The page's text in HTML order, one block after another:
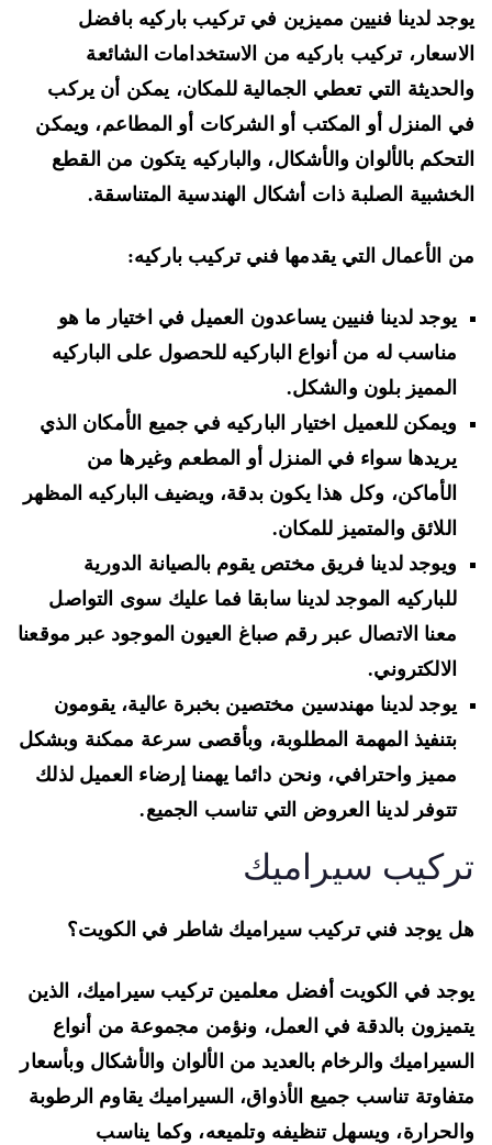
لدينا فنيين مميزين في تركيب باركيه بافضل
تركيب باركيه من الاستخدامات الشائعة
التي تعطي الجمالية للمكان، يمكن أن يركب
المنزل أو المكتب أو الشركات أو المطاعم، ويمكن
بالألوان والأشكال، والباركيه يتكون من القطع
الصلبة ذات أشكال الهندسية المتناسقة.
الأعمال التي يقدمها فني تركيب باركيه:
يوجد لدينا فنيين يساعدون العميل في اختيار ما هو
مناسب له من أنواع الباركيه للحصول على الباركيه
المميز بلون والشكل.
ويمكن للعميل اختيار الباركيه في جميع الأمكان الذي
يريدها سواء في المنزل أو المطعم وغيرها من
الأماكن، وكل هذا يكون بدقة، ويضيف الباركيه المظهر
اللائق والمتميز للمكان.
ويوجد لدينا فريق مختص يقوم بالصيانة الدورية
للباركيه الموجد لدينا سابقا فما عليك سوى التواصل
معنا الاتصال عبر رقم صباغ العيون الموجود عبر موقعنا
الالكتروني.
يوجد لدينا مهندسين مختصين بخبرة عالية، يقومون
بتنفيذ المهمة المطلوبة، وبأقصى سرعة ممكنة وبشكل
مميز واحترافي، ونحن دائما يهمنا إرضاء العميل لذلك
تتوفر لدينا العروض التي تناسب الجميع.
سيراميك
يوجد فني تركيب سيراميك شاطر في الكويت؟
في الكويت أفضل معلمين تركيب سيراميك، الذين
بالدقة في العمل، ونؤمن مجموعة من أنواع
والرخام بالعديد من الألوان والأشكال وبأسعار
تناسب جميع الأذواق، السيراميك يقاوم الرطوبة
ويسهل تنظيفه وتلميعه، وكما يناسب